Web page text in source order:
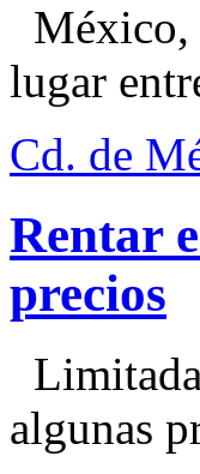
México,
lugar
Cd. de
Rentar
precios
algunas